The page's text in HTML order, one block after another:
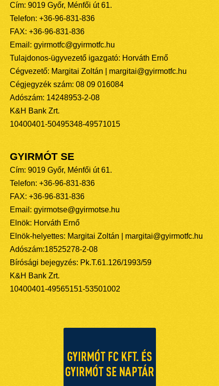
Cím: 9019 Győr, Ménfői út 61.
Telefon: +36-96-831-836
FAX: +36-96-831-836
Email: gyirmotfc@gyirmotfc.hu
Tulajdonos-ügyvezető igazgató: Horváth Ernő
Cégvezető: Margitai Zoltán | margitai@gyirmotfc.hu
Cégjegyzék szám: 08 09 016084
Adószám: 14248953-2-08
K&H Bank Zrt.
10400401-50495348-49571015
GYIRMÓT SE
Cím: 9019 Győr, Ménfői út 61.
Telefon: +36-96-831-836
FAX: +36-96-831-836
Email: gyirmotse@gyirmotse.hu
Elnök: Horváth Ernő
Elnök-helyettes: Margitai Zoltán | margitai@gyirmotfc.hu
Adószám:18525278-2-08
Bírósági bejegyzés: Pk.T.61.126/1993/59
K&H Bank Zrt.
10400401-49565151-53501002